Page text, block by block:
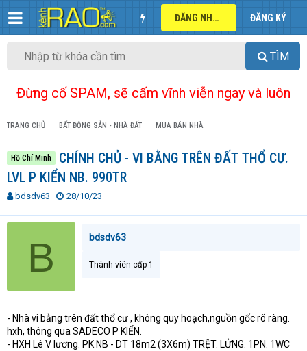
ĐĂNG NHẬP ĐĂNG KÝ
TÌM
Đừng cố SPAM, sẽ cấm vĩnh viễn ngay và luôn
TRANG CHỦ BẤT ĐỘNG SẢN - NHÀ ĐẤT MUA BÁN NHÀ
Hồ Chí Minh
CHÍNH CHỦ - VI BẰNG TRÊN ĐẤT THỔ CƯ.
LVL P KIỂN NB. 990TR
T
r
a
t
e
r
bdsdv63
N
à
28/10/23
B bdsdv63
Thành viên cấp 1
- Nhà vi bằng trên đất thổ cư , không quy hoạch,nguồn gốc rõ ràng.
hxh, thông qua SADECO P KIỂN.
- HXH Lê V lương. PK NB - DT 18m2 (3X6m) TRỆT. LỬNG. 1PN. 1WC